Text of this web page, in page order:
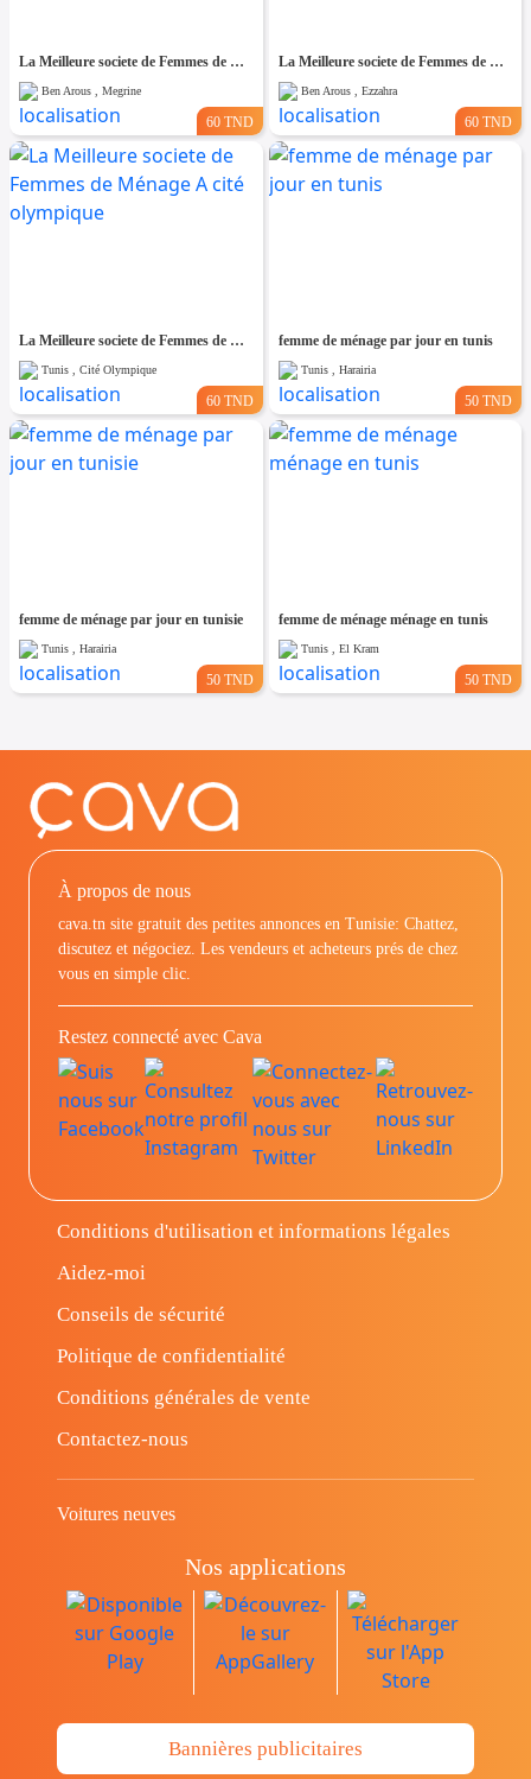
La Meilleure societe de Femmes de Ménage A Megrine
Ben Arous , Megrine
60 TND
La Meilleure societe de Femmes de Ménage A Ezzahra
Ben Arous , Ezzahra
60 TND
La Meilleure societe de Femmes de Ménage A cité olympique
Tunis , Cité Olympique
60 TND
femme de ménage par jour en tunis
Tunis , Harairia
50 TND
femme de ménage par jour en tunisie
Tunis , Harairia
50 TND
femme de ménage ménage en tunis
Tunis , El Kram
50 TND
À propos de nous
cava.tn site gratuit des petites annonces en Tunisie: Chattez,
discutez et négociez. Les vendeurs et acheteurs prés de chez
vous en simple clic.
Restez connecté avec Cava
Conditions d'utilisation et informations légales
Aidez-moi
Conseils de sécurité
Politique de confidentialité
Conditions générales de vente
Contactez-nous
Voitures neuves
Nos applications
Bannières publicitaires